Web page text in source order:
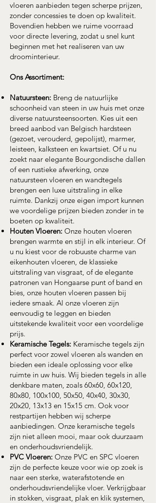
vloeren aanbieden tegen scherpe prijzen,
zonder concessies te doen op kwaliteit.
Bovendien hebben we ruime voorraad
voor directe levering, zodat u snel kunt
beginnen met het realiseren van uw
droominterieur.
Ons Assortiment:
Natuursteen: Breng de natuurlijke
schoonheid van steen in uw huis met onze
diverse natuursteensoorten. Kies uit een
breed aanbod van Belgisch hardsteen
(gezoet, verouderd, gepolijst), marmer,
leisteen, kalksteen en kwartsiet. Of u nu
zoekt naar elegante Bourgondische dallen
of een rustieke afwerking, onze
natuursteen vloeren en wandtegels
brengen een luxe uitstraling in elke
ruimte. Dankzij onze eigen import kunnen
we voordelige prijzen bieden zonder in te
boeten op kwaliteit.
Houten Vloeren: Onze houten vloeren
brengen warmte en stijl in elk interieur. Of
u nu kiest voor de robuuste charme van
eikenhouten vloeren, de klassieke
uitstraling van visgraat, of de elegante
patronen van Hongaarse punt of band en
bies, onze houten vloeren passen bij
iedere smaak. Al onze vloeren zijn
eenvoudig te leggen en bieden
uitstekende kwaliteit voor een voordelige
prijs.
Keramische Tegels: Keramische tegels zijn
perfect voor zowel vloeren als wanden en
bieden een ideale oplossing voor elke
ruimte in uw huis. Wij bieden tegels in alle
denkbare maten, zoals 60x60, 60x120,
80x80, 100x100, 50x50, 40x40, 30x30,
20x20, 13x13 en 15x15 cm. Ook voor
restpartijen hebben wij scherpe
aanbiedingen. Onze keramische tegels
zijn niet alleen mooi, maar ook duurzaam
en onderhoudsvriendelijk.
PVC Vloeren: Onze PVC en SPC vloeren
zijn de perfecte keuze voor wie op zoek is
naar een sterke, waterafstotende en
onderhoudsvriendelijke vloer. Verkrijgbaar
in stokken, visgraat, plak en klik systemen,